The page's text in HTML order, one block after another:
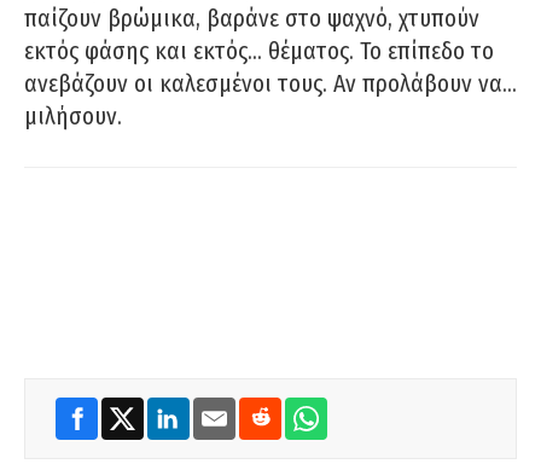
παίζουν βρώμικα, βαράνε στο ψαχνό, χτυπούν
εκτός φάσης και εκτός… θέματος. Το επίπεδο το
ανεβάζουν οι καλεσμένοι τους. Αν προλάβουν να…
μιλήσουν.